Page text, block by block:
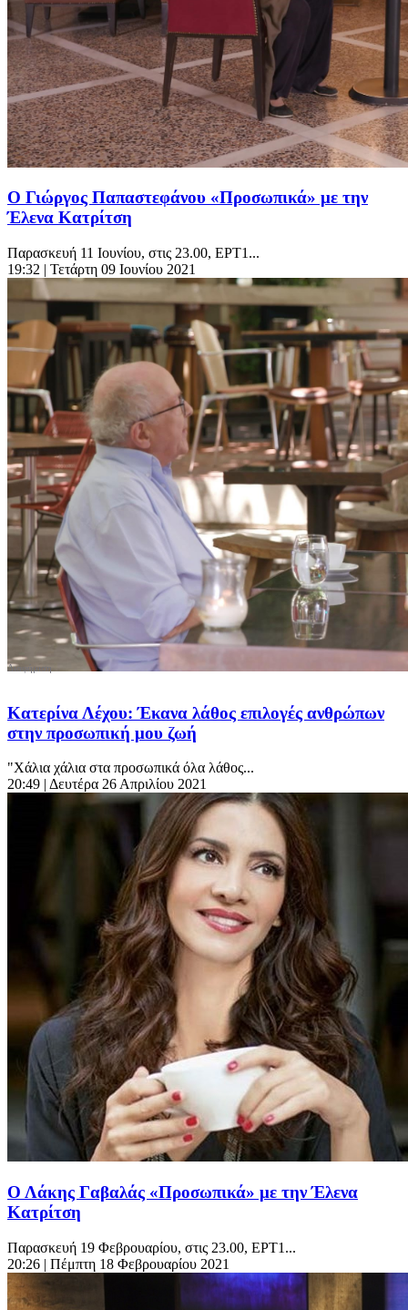
Ο Γιώργος Παπαστεφάνου «Προσωπικά» με την
Έλενα Κατρίτση
Παρασκευή 11 Ιουνίου, στις 23.00, ΕΡΤ1...
19:32 | Τετάρτη 09 Ιουνίου 2021
Κατερίνα Λέχου: Έκανα λάθος επιλογές ανθρώπων
στην προσωπική μου ζωή
"Χάλια χάλια στα προσωπικά όλα λάθος...
20:49 | Δευτέρα 26 Απριλίου 2021
Ο Λάκης Γαβαλάς «Προσωπικά» με την Έλενα
Κατρίτση
Παρασκευή 19 Φεβρουαρίου, στις 23.00, ΕΡΤ1...
20:26 | Πέμπτη 18 Φεβρουαρίου 2021